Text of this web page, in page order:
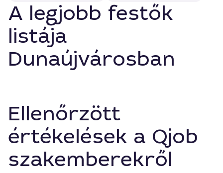
A legjobb festők
listája
Dunaújvárosban
Ellenőrzött
értékelések a Qjob
szakemberekről